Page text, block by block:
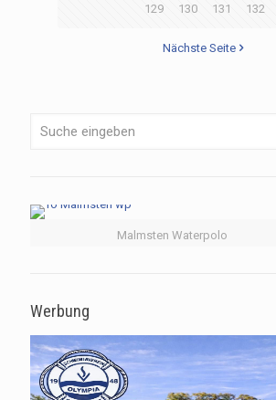
129 130 131 132
Nächste Seite
Malmsten Waterpolo
Werbung